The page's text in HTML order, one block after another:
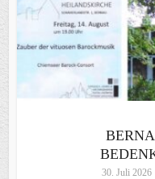
30. Juli 2026